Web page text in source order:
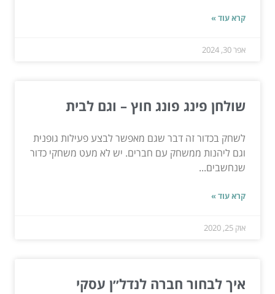
קרא עוד »
אפר 30, 2024
שולחן פינג פונג חוץ – וגם לבית
לשחק בכדור זה דבר שגם מאפשר לבצע פעילות גופנית
וגם ליהנות ממשחק עם חברים. יש לא מעט משחקי כדור
שנחשבים...
קרא עוד »
אוק 25, 2020
איך לבחור חברה לנדל״ן עסקי